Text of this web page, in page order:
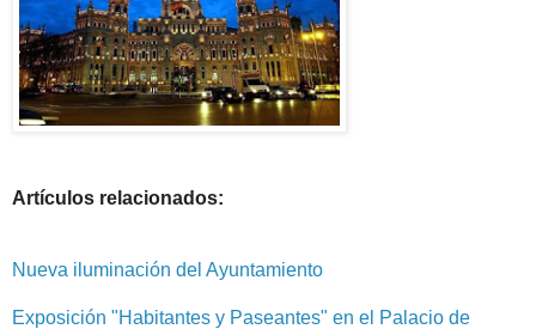
Artículos relacionados:
Nueva iluminación del Ayuntamiento
Exposición "Habitantes y Paseantes" en el Palacio de